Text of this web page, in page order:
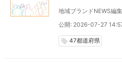
地域ブランドNEWS編
公開: 2026-07-27
local_offer 47都道府県